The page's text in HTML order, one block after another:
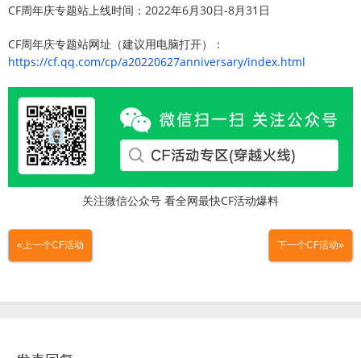
CF周年庆专题站上线时间：2022年6月30日-8月31日
CF周年庆专题站网址（建议用电脑打开）：
https://cf.qq.com/cp/a20220627anniversary/index.html
关注微信公众号 看全网最快CF活动爆料
«上一个CF活动 下一个CF活动»